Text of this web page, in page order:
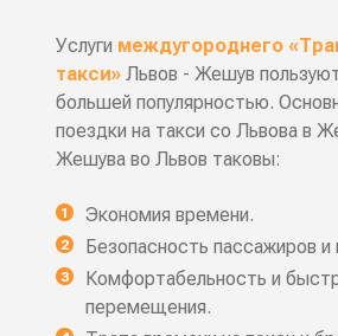
Услуги междугороднего
такси»Львов - Жешув
большей популярностью.
поездки на такси со Львова в
Жешува во Львов таковы:
Экономия времени.
Безопасность пассажиров
Комфортабельность и
перемещения.